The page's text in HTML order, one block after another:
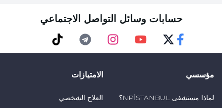
حسابات وسائل التواصل الاجتماعي
مؤسسي
لماذا مستشفى NPİSTANBUL؟
الامتيازات
العلاج الشخصي